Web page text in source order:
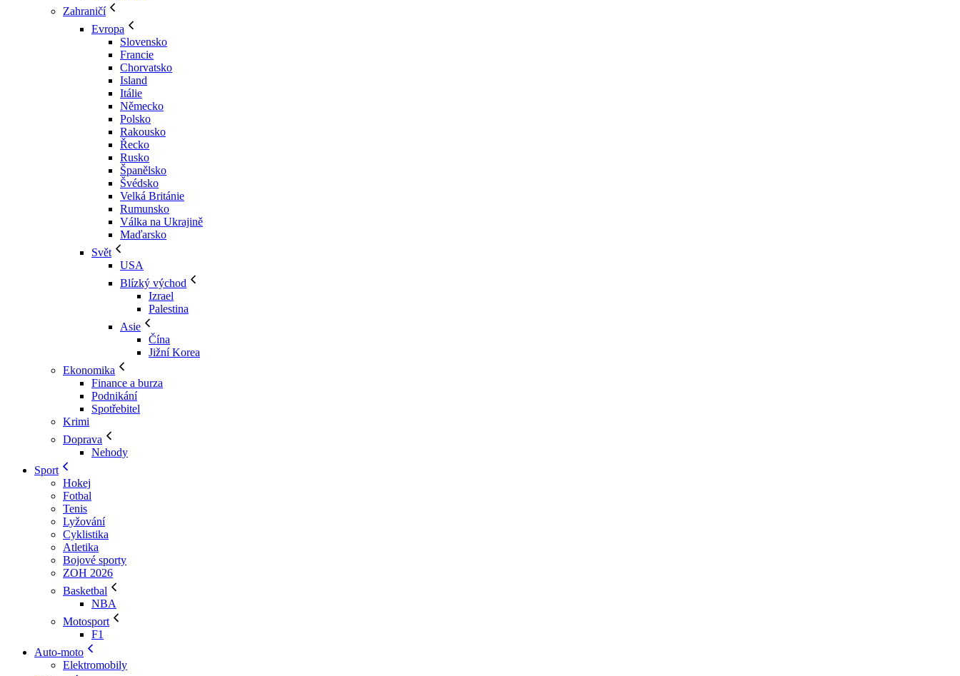
Zahraničí
Evropa
Slovensko
Francie
Chorvatsko
Island
Itálie
Německo
Polsko
Rakousko
Řecko
Rusko
Španělsko
Švédsko
Velká Británie
Rumunsko
Válka na Ukrajině
Maďarsko
Svět
USA
Blízký východ
Izrael
Palestina
Asie
Čína
Jižní Korea
Ekonomika
Finance a burza
Podnikání
Spotřebitel
Krimi
Doprava
Nehody
Sport
Hokej
Fotbal
Tenis
Lyžování
Cyklistika
Atletika
Bojové sporty
ZOH 2026
Basketbal
NBA
Motosport
F1
Auto-moto
Elektromobily